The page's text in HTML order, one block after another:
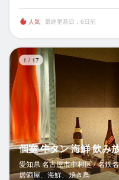
人気 最終更新日：6日前
1 / 17
個室 牛タン 海鮮 飲み
愛知県 名古屋市中村区 / 名鉄
居酒屋、海鮮、焼き鳥